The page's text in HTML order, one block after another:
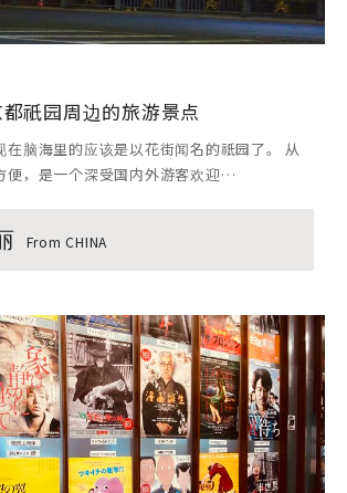
祇园周边的旅游景点
在脑海里的应该是以花街闻名的祇园了。 从
便，是一个深受国内外游客欢迎…
From CHINA